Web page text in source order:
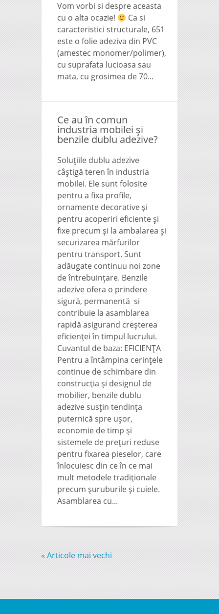
Vom vorbi si despre aceasta
cu o alta ocazie!
Ca si
caracteristici structurale, 651
este o folie adeziva din PVC
(amestec monomer/polimer),
cu suprafata lucioasa sau
mata, cu grosimea de 70...
Ce au în comun
industria mobilei și
benzile dublu adezive?
Soluţiile dublu adezive
câştigă teren în industria
mobilei. Ele sunt folosite
pentru a fixa profile,
ornamente decorative şi
pentru acoperiri eficiente şi
fixe precum şi la ambalarea şi
securizarea mărfurilor
pentru transport. Sunt
adăugate continuu noi zone
de întrebuinţare. Benzile
adezive ofera o prindere
sigură, permanentă si
contribuie la asamblarea
rapidă asigurand creşterea
eficienţei în timpul lucrului.
Cuvantul de baza: EFICIENȚA
Pentru a întâmpina cerinţele
continue de schimbare din
construcţia şi designul de
mobilier, benzile dublu
adezive susţin tendinţa
puternică spre uşor,
economie de timp şi
sistemele de preţuri reduse
pentru fixarea pieselor, care
înlocuiesc din ce în ce mai
mult metodele tradiţionale
precum şuruburile şi cuiele.
Asamblarea cu...
« Articole mai vechi